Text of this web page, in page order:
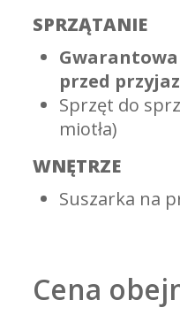
SPRZĄTANIE
przed
Sprzęt do
miotła)
WNĘTRZE
Suszarka na
Cena